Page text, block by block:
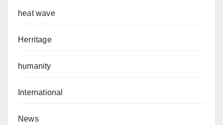
heat wave
Herritage
humanity
International
News